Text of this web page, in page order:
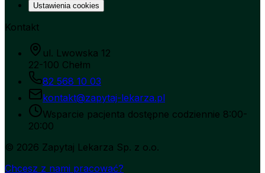
Ustawienia cookies
Kontakt
ul. Lwowska 12
22-100 Chełm
82 568 10 03
kontakt@zapytaj-lekarza.pl
Wsparcie pacjenta dostępne codziennie 8:00-
20:00
© 2026 Zapytaj Lekarza Sp. z o.o.
Chcesz z nami pracować?